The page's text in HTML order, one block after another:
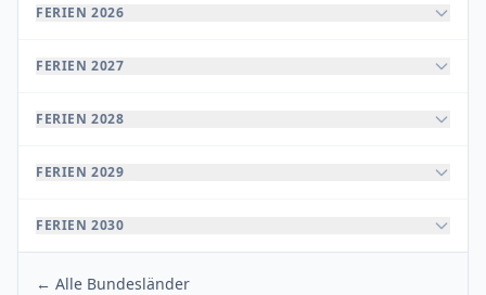
FERIEN 2026
FERIEN 2027
FERIEN 2028
FERIEN 2029
FERIEN 2030
← Alle Bundesländer